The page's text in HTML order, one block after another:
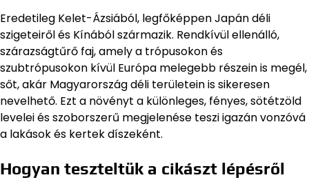
Eredetileg Kelet-Ázsiából, legfőképpen Japán déli
szigeteiről és Kínából származik. Rendkívül ellenálló,
szárazságtűrő faj, amely a trópusokon és
szubtrópusokon kívül Európa melegebb részein is megél,
sőt, akár Magyarország déli területein is sikeresen
nevelhető. Ezt a növényt a különleges, fényes, sötétzöld
levelei és szoborszerű megjelenése teszi igazán vonzóvá
a lakások és kertek díszeként.
Hogyan teszteltük a cikászt lépésről